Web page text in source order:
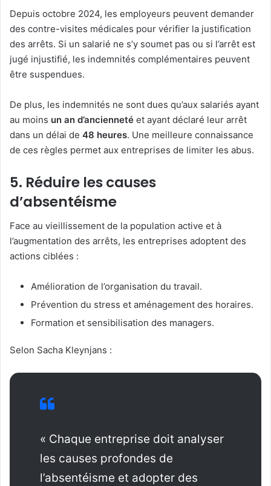
Depuis octobre 2024, les employeurs peuvent demander
des contre-visites médicales pour vérifier la justification
des arrêts. Si un salarié ne s’y soumet pas ou si l’arrêt est
jugé injustifié, les indemnités complémentaires peuvent
être suspendues.
De plus, les indemnités ne sont dues qu’aux salariés ayant
au moins un an d’ancienneté et ayant déclaré leur arrêt
dans un délai de 48 heures. Une meilleure connaissance
de ces règles permet aux entreprises de limiter les abus.
5. Réduire les causes
d’absentéisme
Face au vieillissement de la population active et à
l’augmentation des arrêts, les entreprises adoptent des
actions ciblées :
Amélioration de l’organisation du travail.
Prévention du stress et aménagement des horaires.
Formation et sensibilisation des managers.
Selon Sacha Kleynjans :
« Chaque entreprise doit analyser
les causes profondes de
l’absentéisme et adopter des